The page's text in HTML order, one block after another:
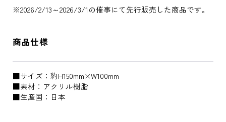
※2026/2/13～2026/3/1の催事にて先行販売した商品です。
商品仕様
■サイズ：約H150mm×W100mm
■素材：アクリル樹脂
■生産国：日本